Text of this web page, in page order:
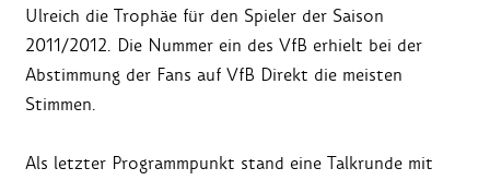
Ulreich die Trophäe für den Spieler der Saison
2011/2012. Die Nummer ein des VfB erhielt bei der
Abstimmung der Fans auf VfB Direkt die meisten
Stimmen.
Als letzter Programmpunkt stand eine Talkrunde mit